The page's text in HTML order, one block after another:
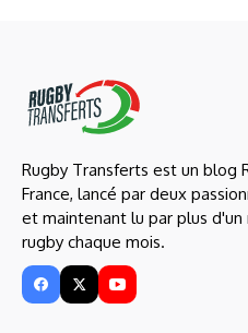
Rugby Transferts est un blog
France, lancé par deux
et maintenant lu par plus
rugby chaque mois.